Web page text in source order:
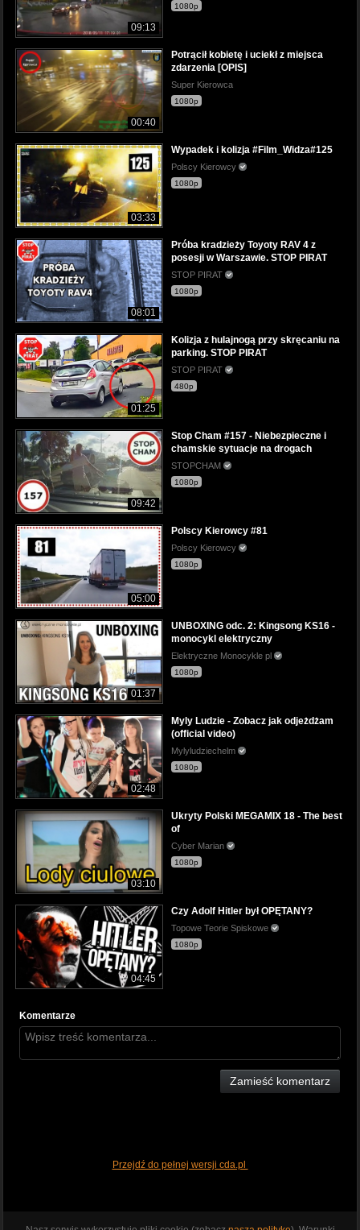
09:13
1080p
00:40
Potrącił kobietę i uciekł z miejsca
zdarzenia [OPIS]
Super Kierowca
1080p
03:33
Wypadek i kolizja #Film_Widza#125
Polscy Kierowcy
1080p
08:01
Próba kradzieży Toyoty RAV 4 z
posesji w Warszawie. STOP PIRAT
STOP PIRAT
1080p
01:25
Kolizja z hulajnogą przy skręcaniu na
parking. STOP PIRAT
STOP PIRAT
480p
09:42
Stop Cham #157 - Niebezpieczne i
chamskie sytuacje na drogach
STOPCHAM
1080p
05:00
Polscy Kierowcy #81
Polscy Kierowcy
1080p
01:37
UNBOXING odc. 2: Kingsong KS16 -
monocykl elektryczny
Elektryczne Monocykle pl
1080p
02:48
Myly Ludzie - Zobacz jak odjeżdżam
(official video)
Mylyludziechelm
1080p
03:10
Ukryty Polski MEGAMIX 18 - The best
of
Cyber Marian
1080p
04:45
Czy Adolf Hitler był OPĘTANY?
Topowe Teorie Spiskowe
1080p
Komentarze
Zamieść komentarz
Przejdź do pełnej wersji cda.pl